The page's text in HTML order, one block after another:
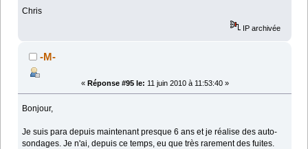
Chris
IP archivée
-M-
« Réponse #95 le: 11 juin 2010 à 11:53:40 »
Bonjour,
Je suis para depuis maintenant presque 6 ans et je réalise des auto-
sondages. Je n'ai, depuis ce temps, eu que très rarement des fuites.